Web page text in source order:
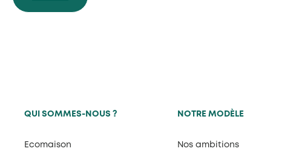
QUI SOMMES-NOUS ?
Ecomaison
NOTRE MODÈLE
Nos ambitions